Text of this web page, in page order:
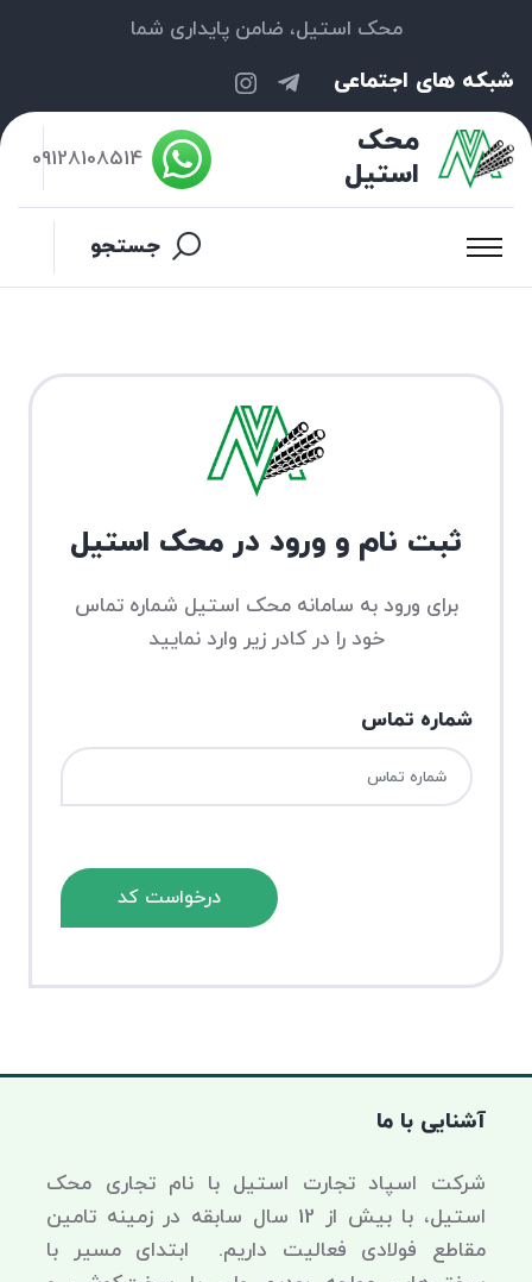
محک استیل، ضامن پایداری شما
شبکه های اجتماعی
محک
استیل
09128108514
جستجو
ثبت نام و ورود در محک استیل
برای ورود به سامانه محک استیل شماره تماس
خود را در کادر زیر وارد نمایید
شماره تماس
درخواست کد
آشنایی با ما
شرکت اسپاد تجارت استیل با نام تجاری محک
استیل، با بیش از 12 سال سابقه در زمینه تامین
مقاطع فولادی فعالیت داریم. ابتدای مسیر با